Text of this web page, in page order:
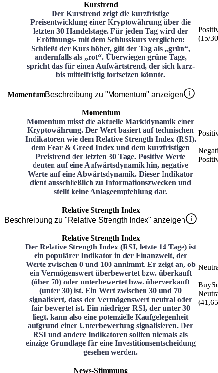
Kurstrend
Der Kurstrend zeigt die kurzfristige
Preisentwicklung einer Kryptowährung über die
letzten 30 Handelstage. Für jeden Tag wird der
Eröffnungs- mit dem Schlusskurs verglichen:
Schließt der Kurs höher, gilt der Tag als „grün“,
andernfalls als „rot“. Überwiegen grüne Tage,
spricht das für einen Aufwärtstrend, der sich kurz-
bis mittelfristig fortsetzen könnte.
(15/
MomentumBeschreibung zu "Momentum" anzeigen
Momentum
Momentum misst die aktuelle Marktdynamik einer
Kryptowährung. Der Wert basiert auf technischen
Indikatoren wie dem Relative Strength Index (RSI),
dem Fear & Greed Index und dem kurzfristigen
Preistrend der letzten 30 Tage. Positive Werte
deuten auf eine Aufwärtsdynamik hin, negative
Werte auf eine Abwärtsdynamik. Dieser Indikator
dient ausschließlich zu Informationszwecken und
stellt keine Anlageempfehlung dar.
Relative Strength Index
Beschreibung zu "Relative Strength Index" anzeigen
Relative Strength Index
Der Relative Strength Index (RSI, letzte 14 Tage) ist
ein populärer Indikator in der Finanzwelt, der
Werte zwischen 0 und 100 annimmt. Er zeigt an, ob
ein Vermögenswert überbewertet bzw. überkauft
(über 70) oder unterbewertet bzw. überverkauft
(unter 30) ist. Ein Wert zwischen 30 und 70
signalisiert, dass der Vermögenswert neutral oder
fair bewertet ist. Ein niedriger RSI, der unter 30
liegt, kann also eine potenzielle Kaufgelegenheit
aufgrund einer Unterbewertung signalisieren. Der
RSI und andere Indikatoren sollten niemals als
einzige Grundlage für eine Investitionsentscheidung
gesehen werden.
Buy
(41,65
News-Stimmung